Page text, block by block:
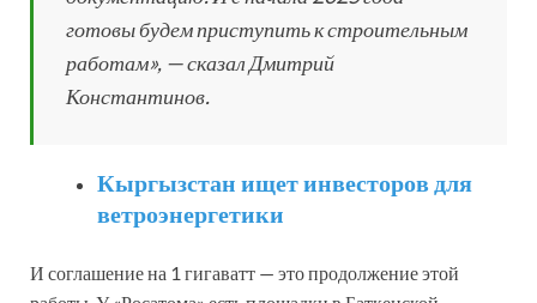
готовы будем приступить к строительным
работам», — сказал Дмитрий
Константинов.
Кыргызстан ищет инвесторов для
ветроэнергетики
И соглашение на 1 гигаватт — это продолжение этой